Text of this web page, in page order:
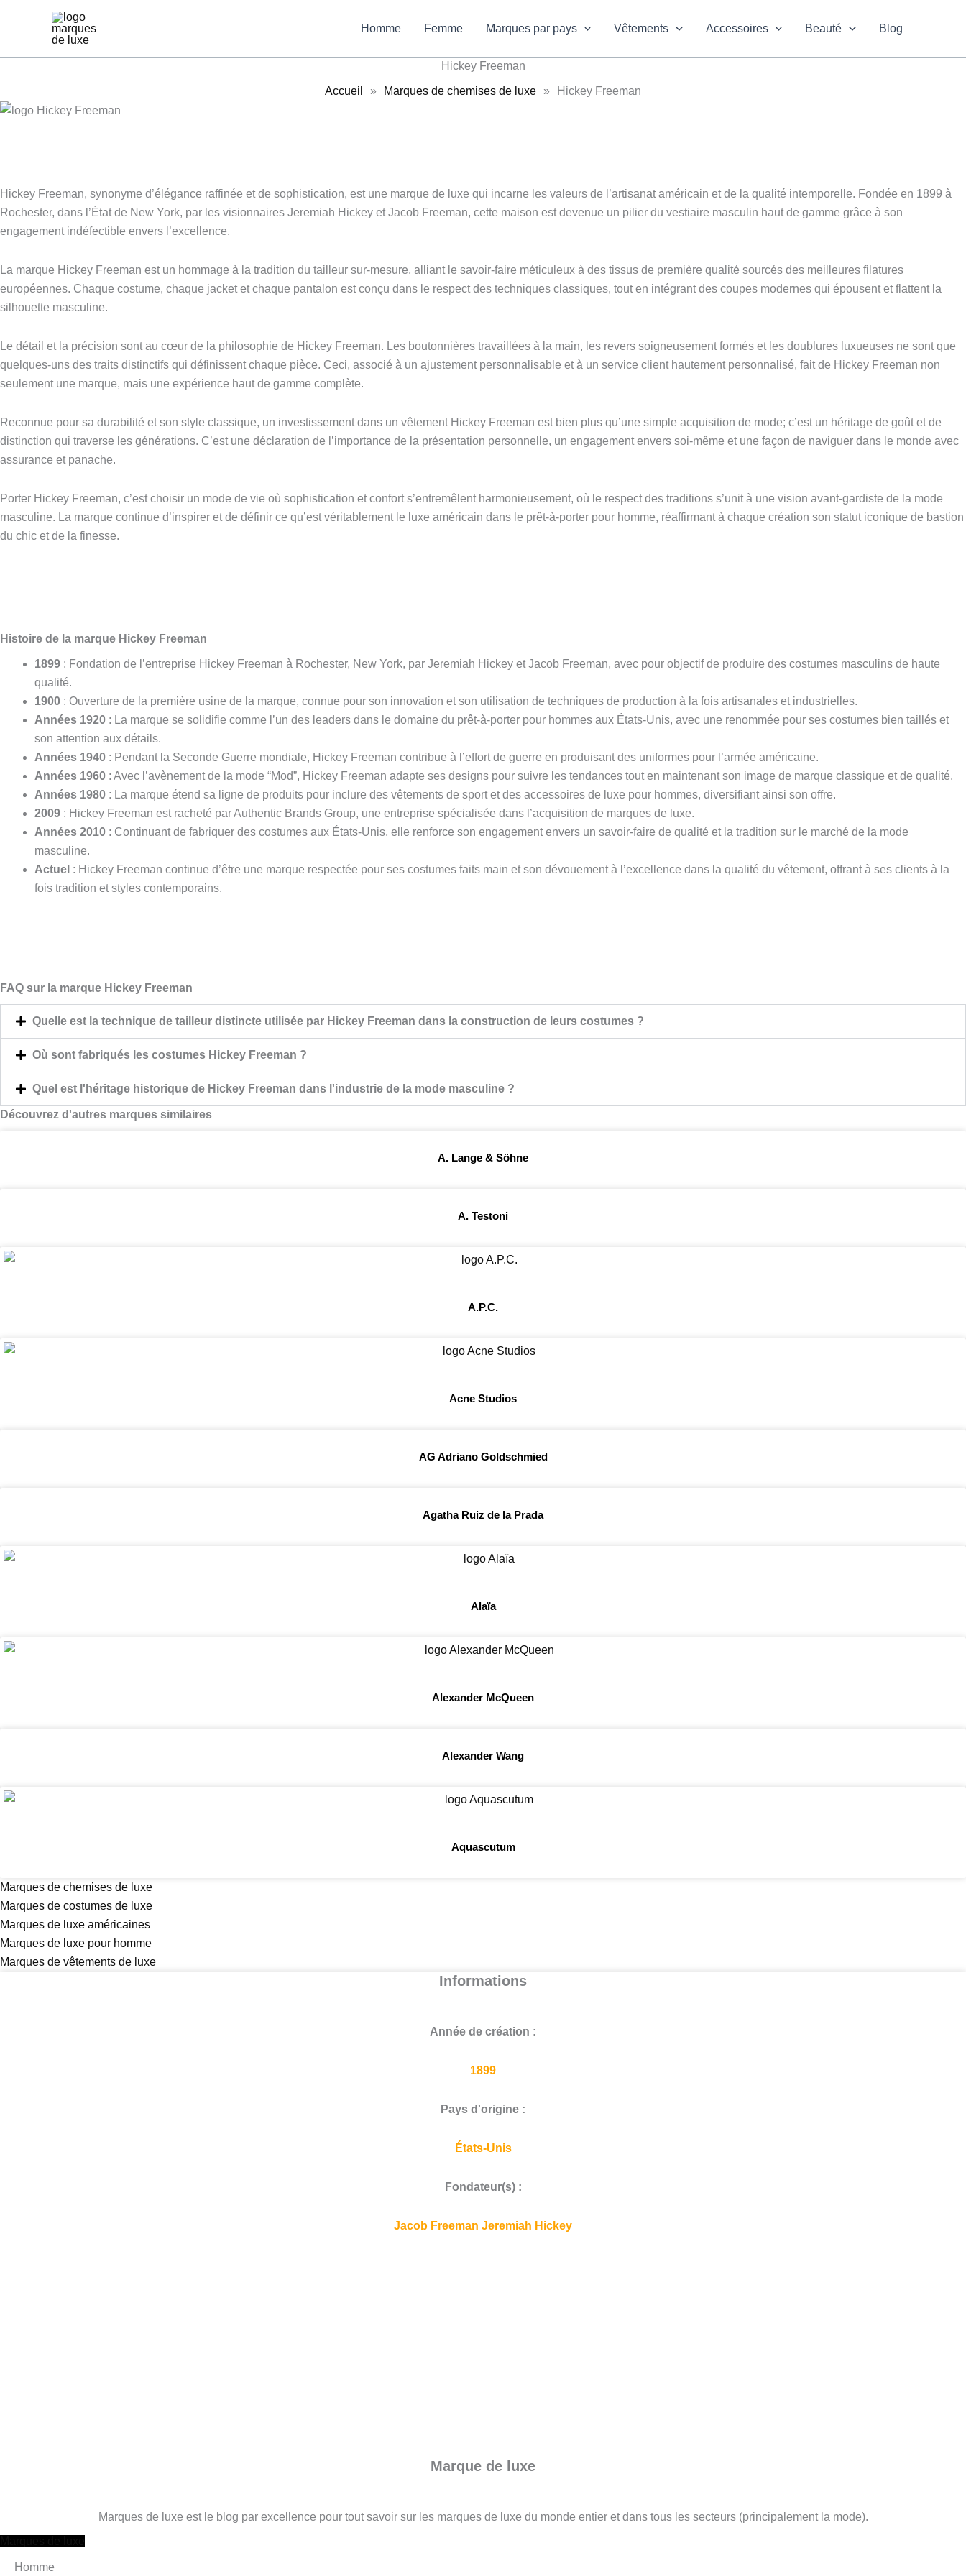
Homme Femme Marques par pays Vêtements Accessoires Beauté Blog
Hickey Freeman
Accueil » Marques de chemises de luxe » Hickey Freeman
Hickey Freeman, synonyme d’élégance raffinée et de sophistication, est une marque de luxe qui incarne les valeurs de l’artisanat américain et de la qualité intemporelle. Fondée en 1899 à
Rochester, dans l’État de New York, par les visionnaires Jeremiah Hickey et Jacob Freeman, cette maison est devenue un pilier du vestiaire masculin haut de gamme grâce à son
engagement indéfectible envers l’excellence.
La marque Hickey Freeman est un hommage à la tradition du tailleur sur-mesure, alliant le savoir-faire méticuleux à des tissus de première qualité sourcés des meilleures filatures
européennes. Chaque costume, chaque jacket et chaque pantalon est conçu dans le respect des techniques classiques, tout en intégrant des coupes modernes qui épousent et flattent la
silhouette masculine.
Le détail et la précision sont au cœur de la philosophie de Hickey Freeman. Les boutonnières travaillées à la main, les revers soigneusement formés et les doublures luxueuses ne sont que
quelques-uns des traits distinctifs qui définissent chaque pièce. Ceci, associé à un ajustement personnalisable et à un service client hautement personnalisé, fait de Hickey Freeman non
seulement une marque, mais une expérience haut de gamme complète.
Reconnue pour sa durabilité et son style classique, un investissement dans un vêtement Hickey Freeman est bien plus qu’une simple acquisition de mode; c’est un héritage de goût et de
distinction qui traverse les générations. C’est une déclaration de l’importance de la présentation personnelle, un engagement envers soi-même et une façon de naviguer dans le monde avec
assurance et panache.
Porter Hickey Freeman, c’est choisir un mode de vie où sophistication et confort s’entremêlent harmonieusement, où le respect des traditions s’unit à une vision avant-gardiste de la mode
masculine. La marque continue d’inspirer et de définir ce qu’est véritablement le luxe américain dans le prêt-à-porter pour homme, réaffirmant à chaque création son statut iconique de bastion
du chic et de la finesse.
Histoire de la marque Hickey Freeman
1899 : Fondation de l’entreprise Hickey Freeman à Rochester, New York, par Jeremiah Hickey et Jacob Freeman, avec pour objectif de produire des costumes masculins de haute
qualité.
1900 : Ouverture de la première usine de la marque, connue pour son innovation et son utilisation de techniques de production à la fois artisanales et industrielles.
Années 1920 : La marque se solidifie comme l’un des leaders dans le domaine du prêt-à-porter pour hommes aux États-Unis, avec une renommée pour ses costumes bien taillés et
son attention aux détails.
Années 1940 : Pendant la Seconde Guerre mondiale, Hickey Freeman contribue à l’effort de guerre en produisant des uniformes pour l’armée américaine.
Années 1960 : Avec l’avènement de la mode “Mod”, Hickey Freeman adapte ses designs pour suivre les tendances tout en maintenant son image de marque classique et de qualité.
Années 1980 : La marque étend sa ligne de produits pour inclure des vêtements de sport et des accessoires de luxe pour hommes, diversifiant ainsi son offre.
2009 : Hickey Freeman est racheté par Authentic Brands Group, une entreprise spécialisée dans l’acquisition de marques de luxe.
Années 2010 : Continuant de fabriquer des costumes aux États-Unis, elle renforce son engagement envers un savoir-faire de qualité et la tradition sur le marché de la mode
masculine.
Actuel : Hickey Freeman continue d’être une marque respectée pour ses costumes faits main et son dévouement à l’excellence dans la qualité du vêtement, offrant à ses clients à la
fois tradition et styles contemporains.
FAQ sur la marque Hickey Freeman
Quelle est la technique de tailleur distincte utilisée par Hickey Freeman dans la construction de leurs costumes ?
Où sont fabriqués les costumes Hickey Freeman ?
Quel est l'héritage historique de Hickey Freeman dans l'industrie de la mode masculine ?
Découvrez d'autres marques similaires
A. Lange & Söhne
A. Testoni
A.P.C.
Acne Studios
AG Adriano Goldschmied
Agatha Ruiz de la Prada
Alaïa
Alexander McQueen
Alexander Wang
Aquascutum
Marques de chemises de luxe
Marques de costumes de luxe
Marques de luxe américaines
Marques de luxe pour homme
Marques de vêtements de luxe
Informations
Année de création :
1899
Pays d'origine :
États-Unis
Fondateur(s) :
Jacob Freeman Jeremiah Hickey
Marque de luxe
Marques de luxe est le blog par excellence pour tout savoir sur les marques de luxe du monde entier et dans tous les secteurs (principalement la mode).
Homme